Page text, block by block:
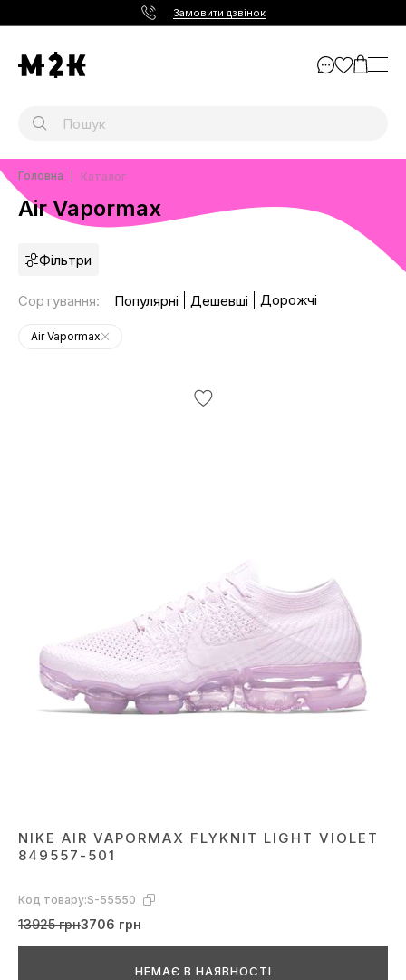
Замовити дзвінок
Головна Каталог
Air Vapormax
Фільтри
Сортування: Популярні Дешевші Дорожчі
Air Vapormax
NIKE AIR VAPORMAX FLYKNIT LIGHT VIOLET
849557-501
Код товару:S-55550
13925 грн3706 грн
НЕМАЄ В НАЯВНОСТІ